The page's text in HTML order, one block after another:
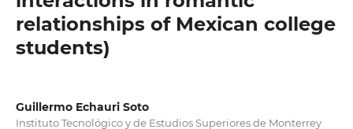
relationships of Mexican college
students)
Guillermo Echauri Soto
Instituto Tecnológico y de Estudios Superiores de Monterrey